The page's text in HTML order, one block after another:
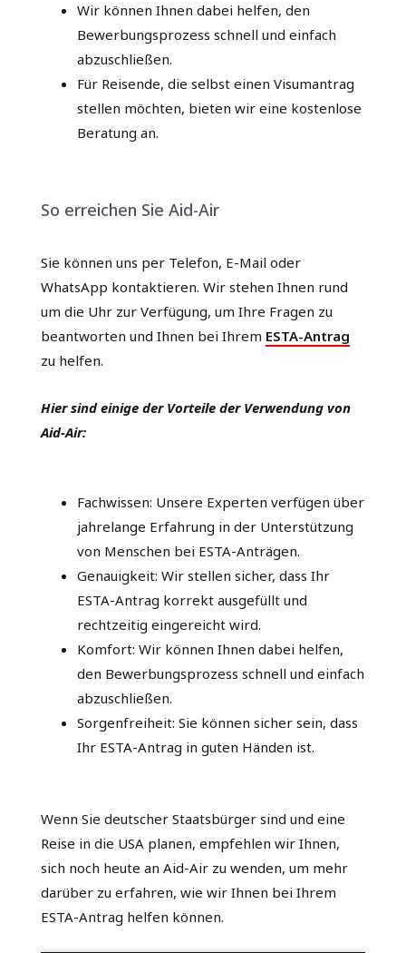
Wir können Ihnen dabei helfen, den
Bewerbungsprozess schnell und einfach
abzuschließen.
Für Reisende, die selbst einen Visumantrag
stellen möchten, bieten wir eine kostenlose
Beratung an.
So erreichen Sie Aid-Air
Sie können uns per Telefon, E-Mail oder
WhatsApp kontaktieren. Wir stehen Ihnen rund
um die Uhr zur Verfügung, um Ihre Fragen zu
beantworten und Ihnen bei Ihrem ESTA-Antrag
zu helfen.
Hier sind einige der Vorteile der Verwendung von
Aid-Air:
Fachwissen: Unsere Experten verfügen über
jahrelange Erfahrung in der Unterstützung
von Menschen bei ESTA-Anträgen.
Genauigkeit: Wir stellen sicher, dass Ihr
ESTA-Antrag korrekt ausgefüllt und
rechtzeitig eingereicht wird.
Komfort: Wir können Ihnen dabei helfen,
den Bewerbungsprozess schnell und einfach
abzuschließen.
Sorgenfreiheit: Sie können sicher sein, dass
Ihr ESTA-Antrag in guten Händen ist.
Wenn Sie deutscher Staatsbürger sind und eine
Reise in die USA planen, empfehlen wir Ihnen,
sich noch heute an Aid-Air zu wenden, um mehr
darüber zu erfahren, wie wir Ihnen bei Ihrem
ESTA-Antrag helfen können.